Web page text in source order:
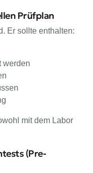
Prüfplan
Er sollte enthalten:
werden
mit dem Labor
(Pre-